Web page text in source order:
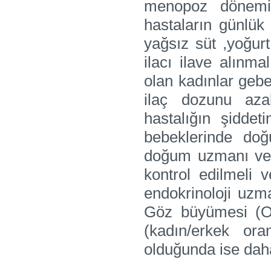
menopoz
hastaların
yağsız süt
ilacı ilave
olan kadınlar
ilaç dozunu
hastalığın
bebeklerinde
doğum uzmanı
kontrol edilmeli
endokrinoloji
Göz büyümesi
(kadın/erkek
olduğunda ise